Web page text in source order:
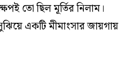
তো ছিল মূর্তির নিলাম।
একটি মীমাংসার জায়গায়